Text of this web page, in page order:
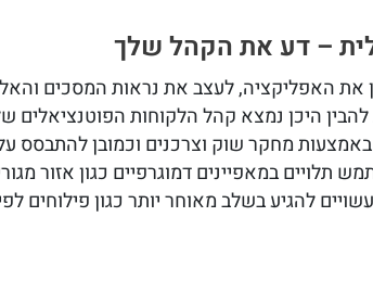
– דע את הקהל שלך
את האפליקציה, לעצב את נראות המסכים
להבין היכן נמצא קהל הלקוחות הפוטנציאלים
מחקר שוק וצרכנים וכמובן להתבסס
תלויים במאפיינים דמוגרפיים כגון אזור
להגיע בשלב מאוחר יותר כגון פילוחים